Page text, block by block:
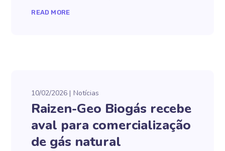
READ MORE
10/02/2026 Notícias
Raizen-Geo Biogás recebe
aval para comercialização
de gás natural